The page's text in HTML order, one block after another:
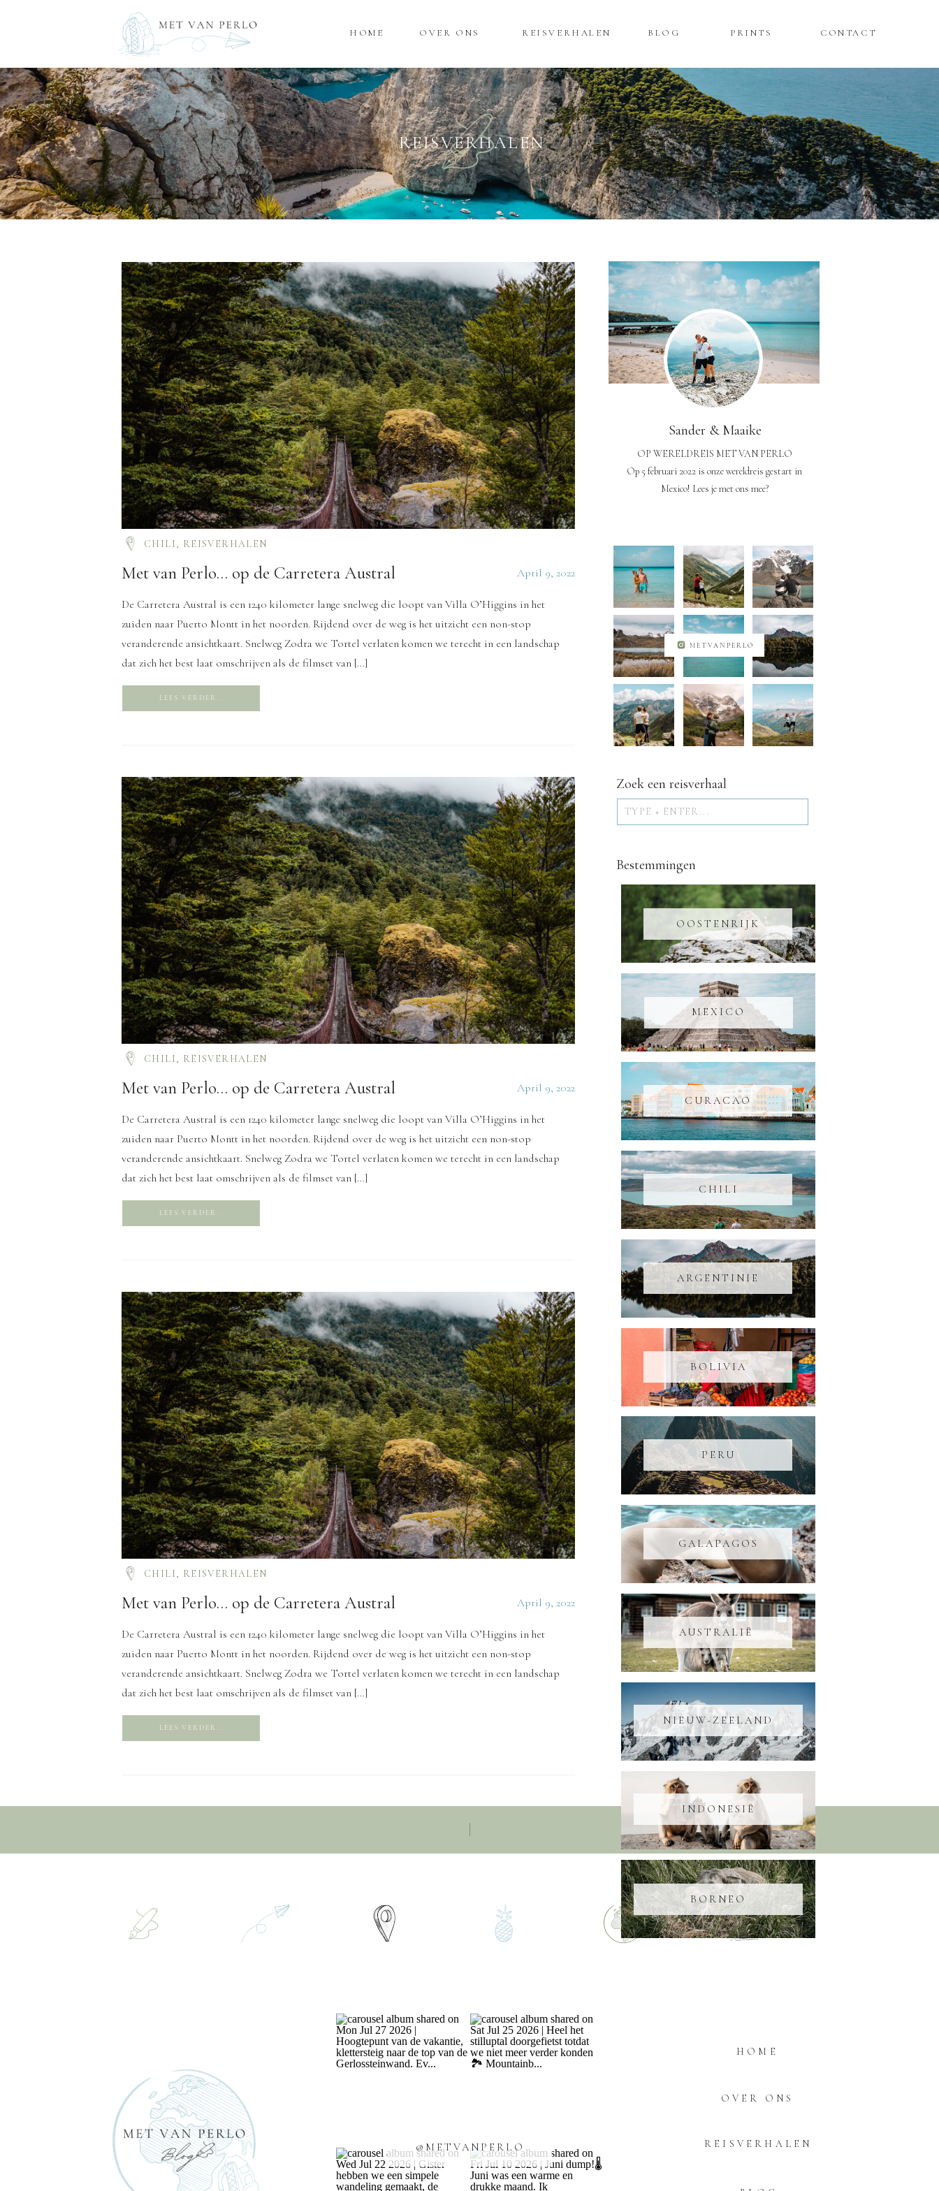
HOME OVER ONS REISVERHALEN PRINTS
BLOG CONTACT
REISVERHALEN
Sander & Maaike
OP WERELDREIS MET VAN PERLO
Op 5 februari 2022 is onze wereldreis gestart in
Mexico! Lees je met ons mee?
METVANPERLO
Zoek een reisverhaal
Bestemmingen
OOSTENRIJK
Search
MEXICO
CURACAO
CHILI
ARGENTINIE
BOLIVIA
PERU
GALAPAGOS
AUSTRALIË
NIEUW-ZEELAND
INDONESIË
BORNEO
Met van Perlo… op de Carretera Austral
De Carretera Austral is een 1240 kilometer lange snelweg die loopt van Villa O’Higgins in het
zuiden naar Puerto Montt in het noorden. Rijdend over de weg is het uitzicht een non-stop
veranderende ansichtkaart. Snelweg Zodra we Tortel verlaten komen we terecht in een landschap
dat zich het best laat omschrijven als de filmset van […]
LEES VERDER..
CHILI, REISVERHALEN
April 9, 2022
Met van Perlo… op de Carretera Austral
De Carretera Austral is een 1240 kilometer lange snelweg die loopt van Villa O’Higgins in het
zuiden naar Puerto Montt in het noorden. Rijdend over de weg is het uitzicht een non-stop
veranderende ansichtkaart. Snelweg Zodra we Tortel verlaten komen we terecht in een landschap
dat zich het best laat omschrijven als de filmset van […]
LEES VERDER..
CHILI, REISVERHALEN
April 9, 2022
Met van Perlo… op de Carretera Austral
De Carretera Austral is een 1240 kilometer lange snelweg die loopt van Villa O’Higgins in het
zuiden naar Puerto Montt in het noorden. Rijdend over de weg is het uitzicht een non-stop
veranderende ansichtkaart. Snelweg Zodra we Tortel verlaten komen we terecht in een landschap
dat zich het best laat omschrijven als de filmset van […]
LEES VERDER..
CHILI, REISVERHALEN
April 9, 2022
HOME
OVER ONS
REISVERHALEN
@METVANPERLO